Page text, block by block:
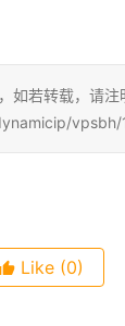
如若转载，请注
vpsbh/
Like (0)